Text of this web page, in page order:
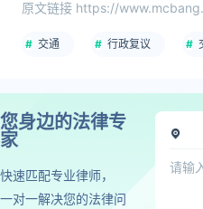
原文链接 https://
交通 行政复议
您身边的法律专
家
快速匹配专业律师，
一对一解决您的法律问